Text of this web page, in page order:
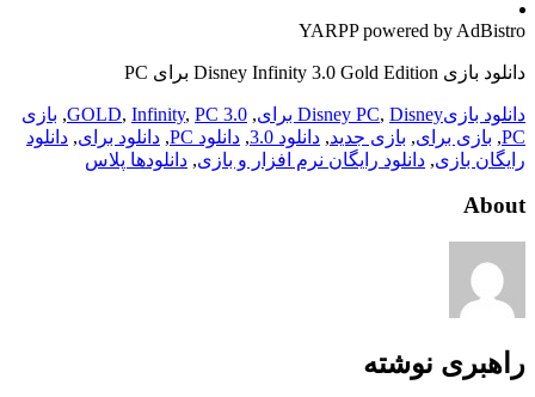
YARPP powered by AdBistro
دانلود بازی Disney Infinity 3.0 Gold Edition برای PC
دانلود بازی Disney PC, Disney برای ,
GOLD, Infinity, PC 3.0
, بازی
PC
, بازی برای, بازی جدید, دانلود 3.0 , دانلود PC , دانلود برای, دانلود
رایگان بازی, دانلود رایگان نرم افزار و بازی, دانلودها پلاس
About
راهبری نوشته